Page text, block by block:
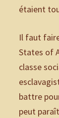
étaient
Il faut
States of
classe
battre
peut